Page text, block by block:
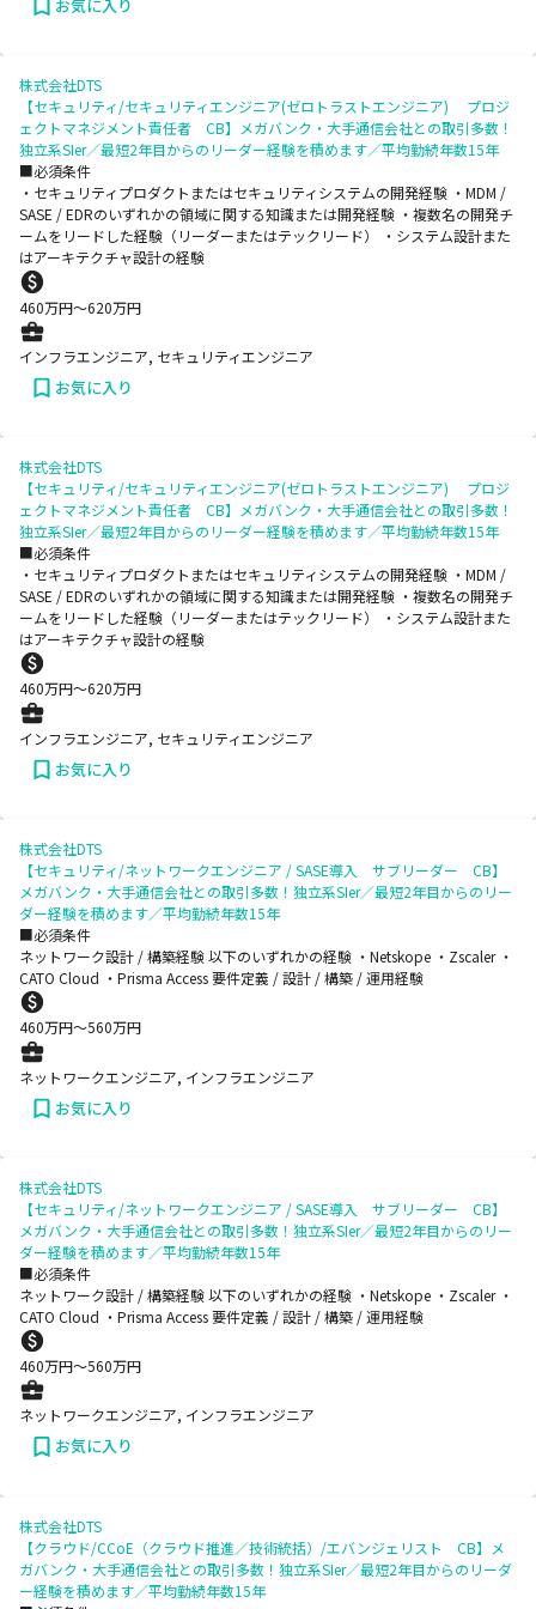
お気に入り
株式会社DTS
【セキュリティ/セキュリティエンジニア(ゼロトラストエンジニア) プロジ
ェクトマネジメント責任者 CB】メガバンク・大手通信会社との取引多数！
独立系SIer／最短2年目からのリーダー経験を積めます／平均勤続年数15年
■必須条件
・セキュリティプロダクトまたはセキュリティシステムの開発経験 ・MDM /
SASE / EDRのいずれかの領域に関する知識または開発経験 ・複数名の開発チ
ームをリードした経験（リーダーまたはテックリード） ・システム設計また
はアーキテクチャ設計の経験
460万円〜620万円
インフラエンジニア, セキュリティエンジニア
お気に入り
株式会社DTS
【セキュリティ/セキュリティエンジニア(ゼロトラストエンジニア) プロジ
ェクトマネジメント責任者 CB】メガバンク・大手通信会社との取引多数！
独立系SIer／最短2年目からのリーダー経験を積めます／平均勤続年数15年
■必須条件
・セキュリティプロダクトまたはセキュリティシステムの開発経験 ・MDM /
SASE / EDRのいずれかの領域に関する知識または開発経験 ・複数名の開発チ
ームをリードした経験（リーダーまたはテックリード） ・システム設計また
はアーキテクチャ設計の経験
460万円〜620万円
インフラエンジニア, セキュリティエンジニア
お気に入り
株式会社DTS
【セキュリティ/ネットワークエンジニア / SASE導入 サブリーダー CB】
メガバンク・大手通信会社との取引多数！独立系SIer／最短2年目からのリー
ダー経験を積めます／平均勤続年数15年
■必須条件
ネットワーク設計 / 構築経験 以下のいずれかの経験 ・Netskope ・Zscaler ・
CATO Cloud ・Prisma Access 要件定義 / 設計 / 構築 / 運用経験
460万円〜560万円
ネットワークエンジニア, インフラエンジニア
お気に入り
株式会社DTS
【セキュリティ/ネットワークエンジニア / SASE導入 サブリーダー CB】
メガバンク・大手通信会社との取引多数！独立系SIer／最短2年目からのリー
ダー経験を積めます／平均勤続年数15年
■必須条件
ネットワーク設計 / 構築経験 以下のいずれかの経験 ・Netskope ・Zscaler ・
CATO Cloud ・Prisma Access 要件定義 / 設計 / 構築 / 運用経験
460万円〜560万円
ネットワークエンジニア, インフラエンジニア
お気に入り
株式会社DTS
【クラウド/CCoE（クラウド推進／技術統括）/エバンジェリスト CB】メ
ガバンク・大手通信会社との取引多数！独立系SIer／最短2年目からのリーダ
ー経験を積めます／平均勤続年数15年